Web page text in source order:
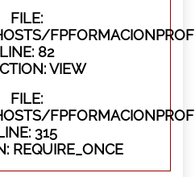
FILE:
LINE: 82
VIEW
FILE:
315
REQUIRE_ONCE